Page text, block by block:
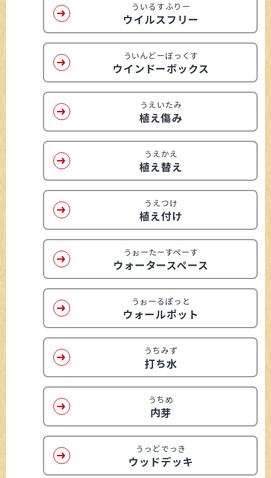
ういるすふりー
ウイルスフリー
ういんどーぼっくす
ウインドーボックス
うえいたみ
植え傷み
うえかえ
植え替え
うえつけ
植え付け
うぉーたーすぺーす
ウォータースペース
うぉーるぽっと
ウォールポット
うちみず
打ち水
うちめ
内芽
うっどでっき
ウッドデッキ